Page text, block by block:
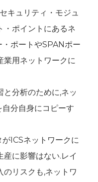
キュリティ・モジュ
・ポイントにあるネ
ポートやSPANポー
業用ネットワークに
と分析のために,ネッ
自分自身にコピーす
ICSネットワークに
に影響はない.レイ
のリスクも,ネットワ